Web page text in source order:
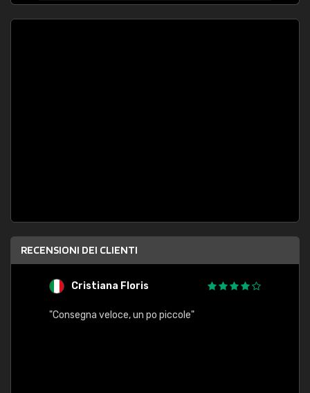
RECENSIONI DEI CLIENTI
Cristiana Floris
"Consegna veloce, un po piccole"